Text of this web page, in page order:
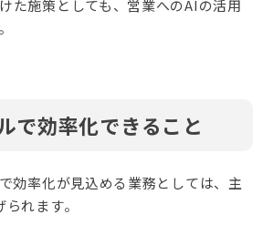
た施策としても、営業へのAIの活用
で効率化できること
効率化が見込める業務としては、主
れます。